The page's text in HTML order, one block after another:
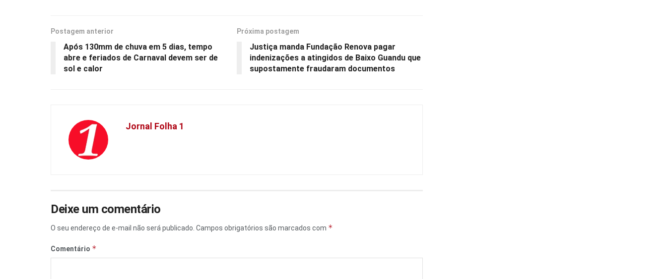
Postagem anterior
Após 130mm de chuva em 5 dias, tempo
abre e feriados de Carnaval devem ser de
sol e calor
Próxima postagem
Justiça manda Fundação Renova pagar
indenizações a atingidos de Baixo Guandu que
supostamente fraudaram documentos
Jornal Folha 1
Deixe um comentário
O seu endereço de e-mail não será publicado. Campos obrigatórios são marcados com *
Comentário *